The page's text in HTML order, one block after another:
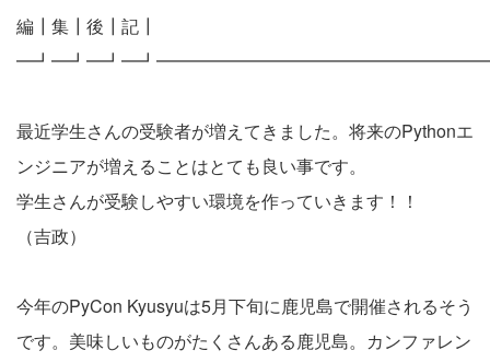
編┃集┃後┃記┃
最近学生さんの受験者が増えてきました。将来のPythonエ
ンジニアが増えることはとても良い事です。
学生さんが受験しやすい環境を作っていきます！！
（吉政）
今年のPyCon Kyusyuは5月下旬に鹿児島で開催されるそう
です。美味しいものがたくさんある鹿児島。カンファレン